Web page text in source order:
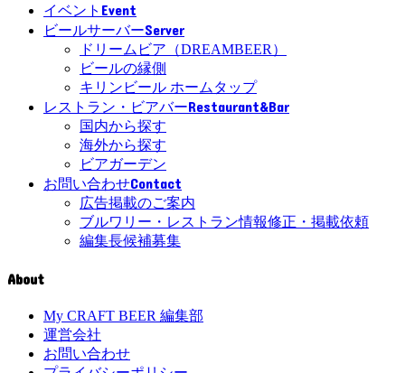
イベント Event
ビールサーバーServer
ドリームビア（DREAMBEER）
ビールの縁側
キリンビール ホームタップ
レストラン・ビアバーRestaurant&Bar
国内から探す
海外から探す
ビアガーデン
お問い合わせContact
広告掲載のご案内
ブルワリー・レストラン情報修正・掲載依頼
編集長候補募集
About
My CRAFT BEER 編集部
運営会社
お問い合わせ